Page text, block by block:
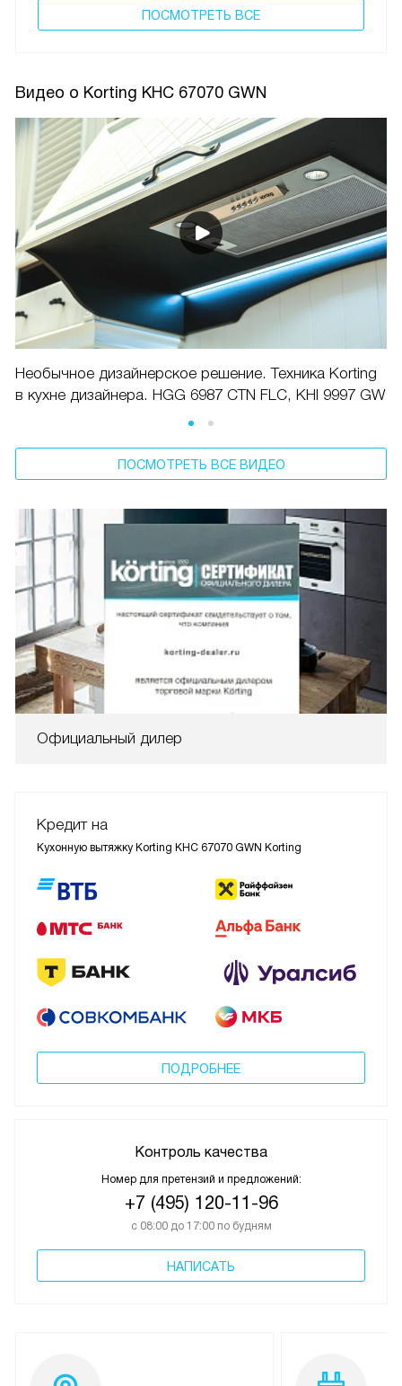
ПОCМОТРЕТЬ ВСЕ
Видео о Korting KHC 67070 GWN
Необычное дизайнерское решение. Техника Korting
в кухне дизайнера. HGG 6987 CTN FLC, KHI 9997 GW
ПОСМОТРЕТЬ ВСЕ ВИДЕО
Официальный дилер
Кредит на
Кухонную вытяжку Korting KHC 67070 GWN Korting
ПОДРОБНЕЕ
Контроль качества
Номер для претензий и предложений:
+7 (495) 120-11-96
с 08:00 до 17:00 по будням
НАПИСАТЬ